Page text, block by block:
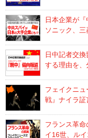
日本企業が
ソニック、
日中記者交
する理由を
フェイクニ
戦』ナイラ
フランス革
イ16世、ル